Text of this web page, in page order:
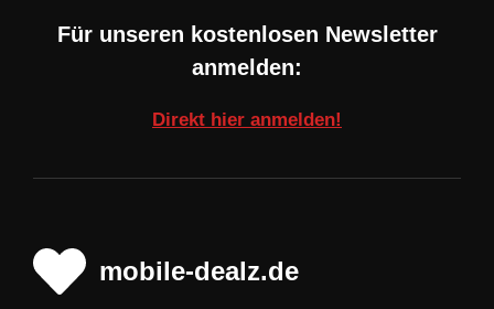
Für unseren kostenlosen Newsletter
anmelden:
Direkt hier anmelden!
mobile-dealz.de